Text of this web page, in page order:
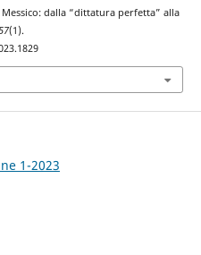
dalla “dittatura perfetta” alla
(1).
1-2023